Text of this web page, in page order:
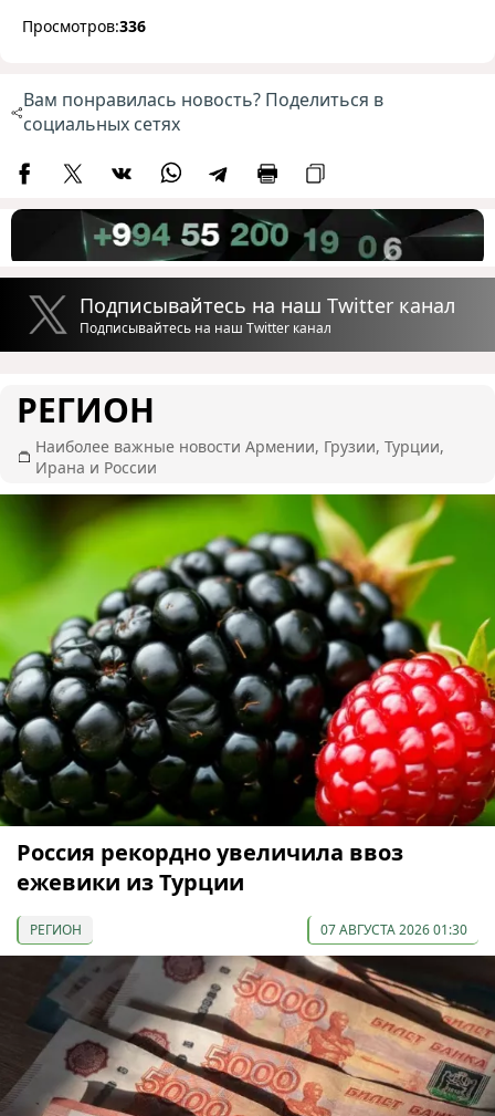
Просмотров:336
Вам понравилась новость? Поделиться в
социальных сетях
Подписывайтесь на наш Twitter канал
Подписывайтесь на наш Twitter канал
РЕГИОН
Наиболее важные новости Армении, Грузии, Турции,
Ирана и России
Россия рекордно увеличила ввоз
ежевики из Турции
РЕГИОН 07 АВГУСТА 2026 01:30